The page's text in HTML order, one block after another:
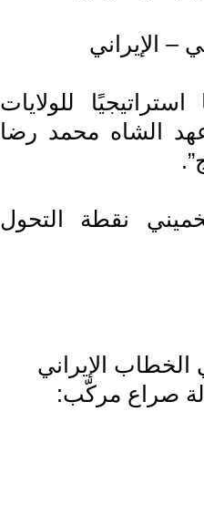
– الإيراني
استراتيجيًا للولايات
الشاه محمد رضا
نقطة التحول
الخطاب الإيراني
صراع مركّب: